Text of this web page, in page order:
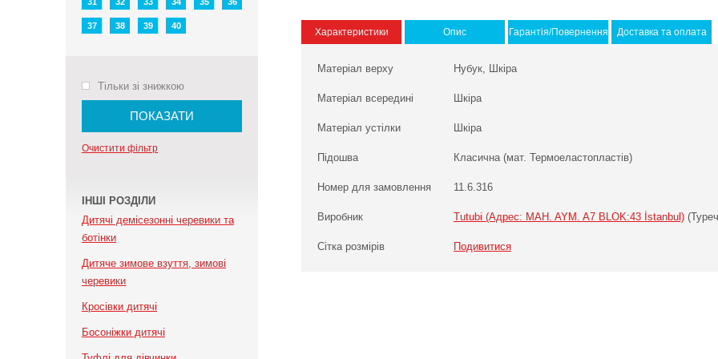
Характеристики Опис Гарантія/Повернення Доставка та оплата
Матеріал верху Нубук, Шкіра
Матеріал всередині Шкіра
Матеріал устілки Шкіра
Підошва Класична (мат. Термоеластопластів)
Номер для замовлення 11.6.316
Виробник Tutubi (Адрес: MAH. AYM. A7 BLOK:43 İstanbul)
Сітка розмірів Подивитися
37 38 39 40
Тільки зі знижкою
ПОКАЗАТИ
Очистити фільтр
ІНШІ РОЗДІЛИ
Дитячі демісезонні черевики та
ботінки
Дитяче зимове взуття, зимові
черевики
Кросівки дитячі
Босоніжки дитячі